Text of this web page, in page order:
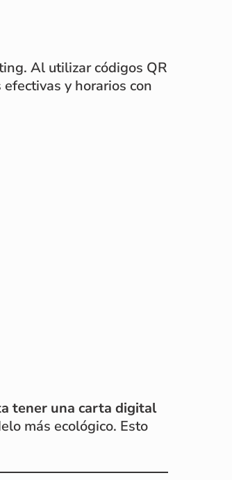
Al utilizar códigos QR
y horarios con
tener una carta digital
más ecológico. Esto